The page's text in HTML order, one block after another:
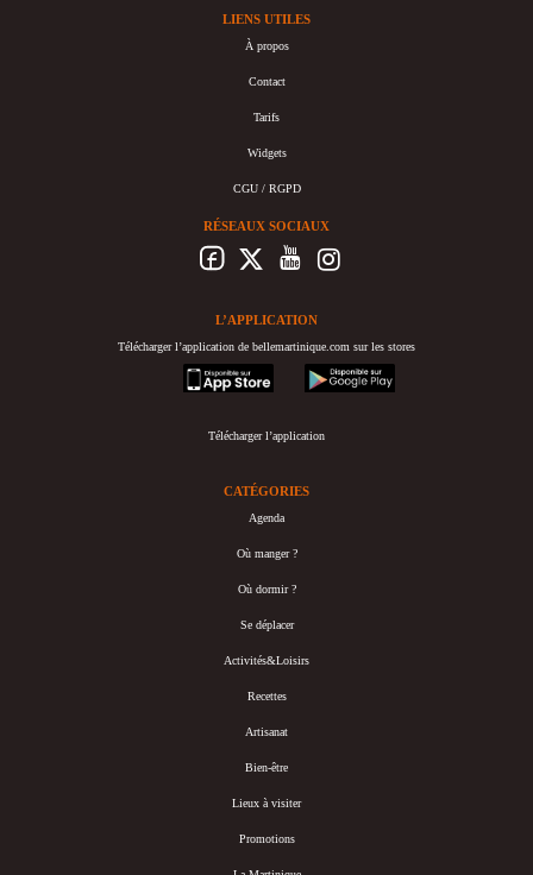
LIENS UTILES
À propos
Contact
Tarifs
Widgets
CGU / RGPD
RÉSEAUX SOCIAUX
L’APPLICATION
Télécharger l’application de bellemartinique.com sur les stores
appstore
googleplay
Télécharger l’application
CATÉGORIES
Agenda
Où manger ?
Où dormir ?
Se déplacer
Activités&Loisirs
Recettes
Artisanat
Bien-être
Lieux à visiter
Promotions